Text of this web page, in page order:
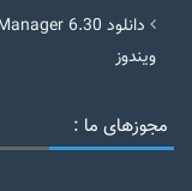
ویندوز
مجوزهای ما :